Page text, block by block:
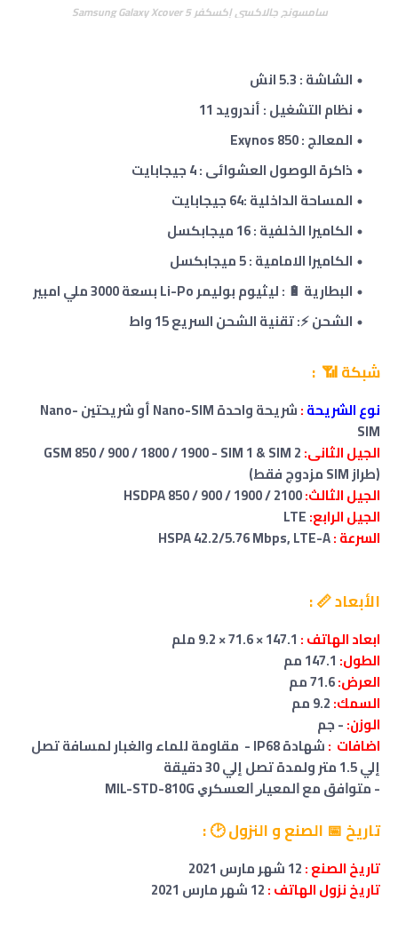
سامسونج جالاكسي إكسكفر Samsung Galaxy Xcover 5
الشاشة : 5.3 انش
نظام التشغيل : أندرويد 11
المعالج : Exynos 850
ذاكرة الوصول العشوائى :4جيجابايت
المساحة الداخلية :64 جيجابايت
الكاميرا الخلفية : 16 ميجابكسل
الكاميرا الامامية : 5 ميجابكسل
البطارية 🔋 : ليثيوم بوليمر Li-Po بسعة 3000 ملي امبير
الشحن ⚡: تقنية الشحن السريع 15 واط
شبكة 📶 :
نوع الشريحة:شريحة واحدة Nano-SIM
أو شريحتين Nano-
SIM
الجيل الثانى:GSM 850 / 900 / 1800 / 1900 - SIM 1 & SIM 2
(طراز SIM مزدوج فقط)
الجيل الثالث:
الجيل الرابع:
السرعة :
الأبعاد 📏 :
ابعاد الهاتف :
الطول:
العرض:
السمك:
الوزن:- جم
اضافات :
شهادة IP68 - مقاومة للماء والغبار لمسافة تصل
إلي 1.5 متر ولمدة تصل إلي 30 دقيقة
- ﻣﺘﻮﺍﻓﻖ ﻣﻊ ﺍﻟﻤﻌﻴﺎﺭ ﺍﻟﻌﺴﻜﺮﻱ MIL-STD-810G
تاريخ 📅 الصنع و النزول 🕑 :
تاريخ الصنع :
تاريخ نزول الهاتف :12 شهر مارس 2021